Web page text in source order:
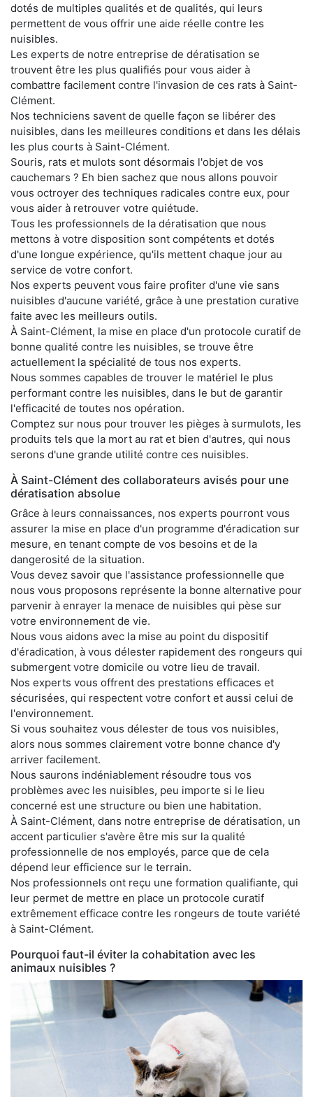
dotés de multiples qualités et de qualités, qui leurs
permettent de vous offrir une aide réelle contre les
nuisibles.
Les experts de notre entreprise de dératisation se
trouvent être les plus qualifiés pour vous aider à
combattre facilement contre l'invasion de ces rats à Saint-
Clément.
Nos techniciens savent de quelle façon se libérer des
nuisibles, dans les meilleures conditions et dans les délais
les plus courts à Saint-Clément.
Souris, rats et mulots sont désormais l'objet de vos
cauchemars ? Eh bien sachez que nous allons pouvoir
vous octroyer des techniques radicales contre eux, pour
vous aider à retrouver votre quiétude.
Tous les professionnels de la dératisation que nous
mettons à votre disposition sont compétents et dotés
d'une longue expérience, qu'ils mettent chaque jour au
service de votre confort.
Nos experts peuvent vous faire profiter d'une vie sans
nuisibles d'aucune variété, grâce à une prestation curative
faite avec les meilleurs outils.
À Saint-Clément, la mise en place d'un protocole curatif de
bonne qualité contre les nuisibles, se trouve être
actuellement la spécialité de tous nos experts.
Nous sommes capables de trouver le matériel le plus
performant contre les nuisibles, dans le but de garantir
l'efficacité de toutes nos opération.
Comptez sur nous pour trouver les pièges à surmulots, les
produits tels que la mort au rat et bien d'autres, qui nous
serons d'une grande utilité contre ces nuisibles.
À Saint-Clément des collaborateurs avisés pour une
dératisation absolue
Grâce à leurs connaissances, nos experts pourront vous
assurer la mise en place d'un programme d'éradication sur
mesure, en tenant compte de vos besoins et de la
dangerosité de la situation.
Vous devez savoir que l'assistance professionnelle que
nous vous proposons représente la bonne alternative pour
parvenir à enrayer la menace de nuisibles qui pèse sur
votre environnement de vie.
Nous vous aidons avec la mise au point du dispositif
d'éradication, à vous délester rapidement des rongeurs qui
submergent votre domicile ou votre lieu de travail.
Nos experts vous offrent des prestations efficaces et
sécurisées, qui respectent votre confort et aussi celui de
l'environnement.
Si vous souhaitez vous délester de tous vos nuisibles,
alors nous sommes clairement votre bonne chance d'y
arriver facilement.
Nous saurons indéniablement résoudre tous vos
problèmes avec les nuisibles, peu importe si le lieu
concerné est une structure ou bien une habitation.
À Saint-Clément, dans notre entreprise de dératisation, un
accent particulier s'avère être mis sur la qualité
professionnelle de nos employés, parce que de cela
dépend leur efficience sur le terrain.
Nos professionnels ont reçu une formation qualifiante, qui
leur permet de mettre en place un protocole curatif
extrêmement efficace contre les rongeurs de toute variété
à Saint-Clément.
Pourquoi faut-il éviter la cohabitation avec les
animaux nuisibles ?